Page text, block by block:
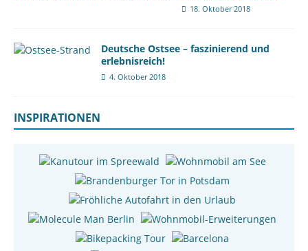
18. Oktober 2018
Deutsche Ostsee – faszinierend und
erlebnisreich!
4. Oktober 2018
INSPIRATIONEN